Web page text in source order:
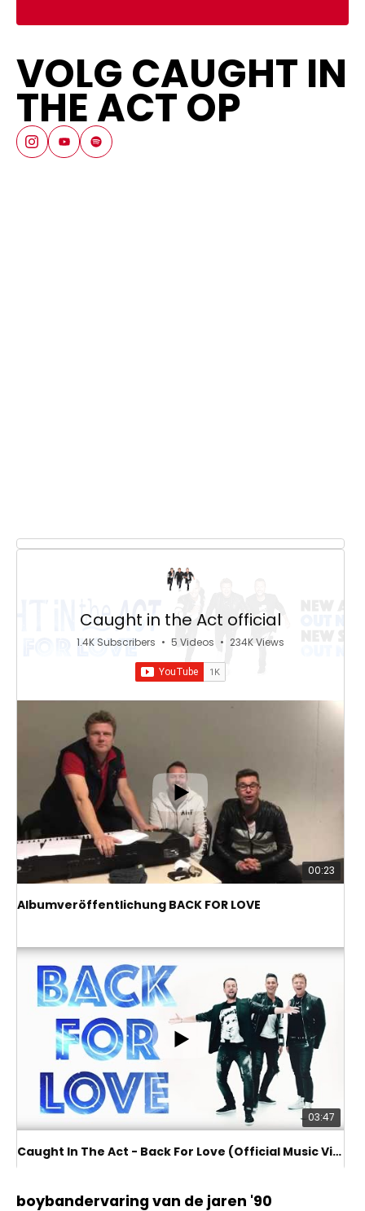
VOLG CAUGHT IN
THE ACT OP
Caught in the Act official
1.4K Subscribers • 5 Videos • 234K Views
00:23
Albumveröffentlichung BACK FOR LOVE
03:47
Caught In The Act - Back For Love (Official Music Video)
boybandervaring van de jaren '90